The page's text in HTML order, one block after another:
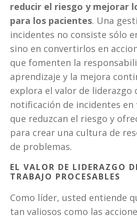
reducir el riesgo y mejorar
para los pacientes. Una
incidentes no consiste sólo
sino en convertirlos en
que fomenten la
aprendizaje y la mejora
explora el valor de
notificación de incidentes
que reduzcan el riesgo y
para crear una cultura de
de problemas.
EL VALOR DE LIDERAZGO
TRABAJO PROCESABLES
Como líder, usted entiende
tan valiosos como las